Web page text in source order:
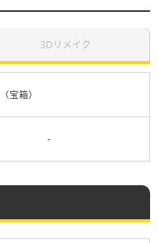
3Dリメイク
（宝箱）
-